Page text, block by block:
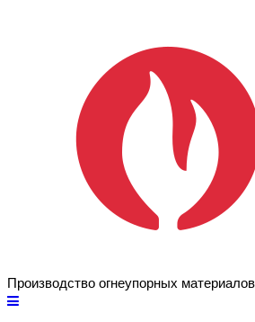
Производство огнеупорных